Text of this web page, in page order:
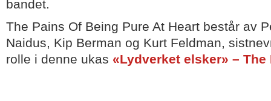
bandet.
The Pains Of Being Pure At Heart består av
Naidus, Kip Berman og Kurt Feldman,
rolle i denne ukas «Lydverket elsker» –